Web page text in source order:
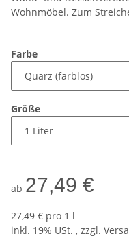
Wohnmöbel. Zum
Farbe
Größe
ab 27,49 €
27,49 € pro 1 l
inkl. 19% USt. , zzgl.